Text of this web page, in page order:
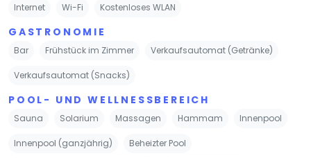
Internet Wi-Fi Kostenloses WLAN
GASTRONOMIE
Bar Frühstück im Zimmer Verkaufsautomat (Getränke)
Verkaufsautomat (Snacks)
POOL- UND WELLNESSBEREICH
Sauna Solarium Massagen Hammam Innenpool
Innenpool (ganzjährig) Beheizter Pool